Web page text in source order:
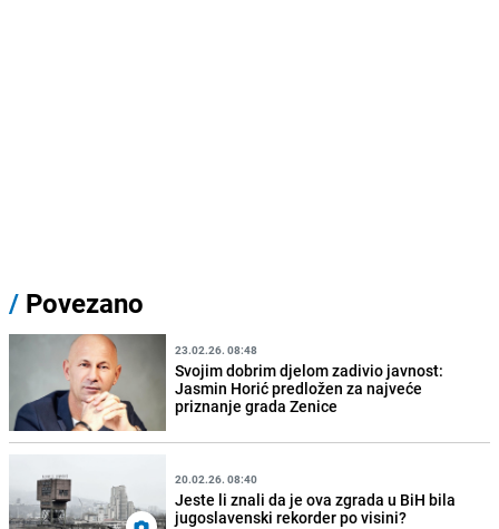
/ Povezano
23.02.26. 08:48
Svojim dobrim djelom zadivio javnost:
Jasmin Horić predložen za najveće
priznanje grada Zenice
20.02.26. 08:40
Jeste li znali da je ova zgrada u BiH bila
jugoslavenski rekorder po visini?